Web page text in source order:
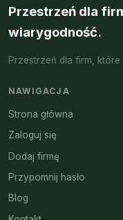
Przestrzeń dla
wiarygodność.
Przestrzeń dla firm,
NAWIGACJA
Strona główna
Zaloguj się
Dodaj firmę
Przypomnij hasło
Blog